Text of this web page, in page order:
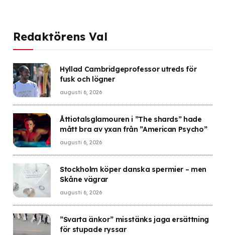
Redaktörens Val
Hyllad Cambridgeprofessor utreds för
fusk och lögner
augusti 6, 2026
Åttiotalsglamouren i ”The shards” hade
mått bra av yxan från ”American Psycho”
augusti 6, 2026
Stockholm köper danska spermier – men
Skåne vägrar
augusti 6, 2026
”Svarta änkor” misstänks jaga ersättning
för stupade ryssar